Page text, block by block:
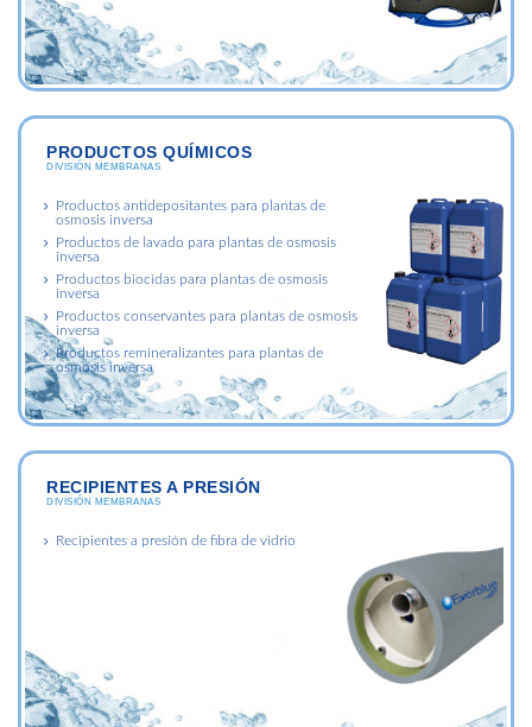
PRODUCTOS QUÍMICOS
DIVISIÓN MEMBRANAS
Productos antidepositantes para plantas de
osmosis inversa
Productos de lavado para plantas de osmosis
inversa
Productos biocidas para plantas de osmosis
inversa
Productos conservantes para plantas de osmosis
inversa
Productos remineralizantes para plantas de
osmosis inversa
RECIPIENTES A PRESIÓN
DIVISIÓN MEMBRANAS
Recipientes a presión de fibra de vidrio